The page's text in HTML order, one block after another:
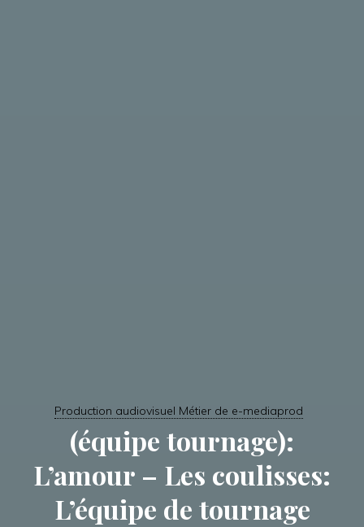
Production audiovisuel Métier de e-mediaprod
(équipe tournage):
L’amour – Les coulisses:
L’équipe de tournage